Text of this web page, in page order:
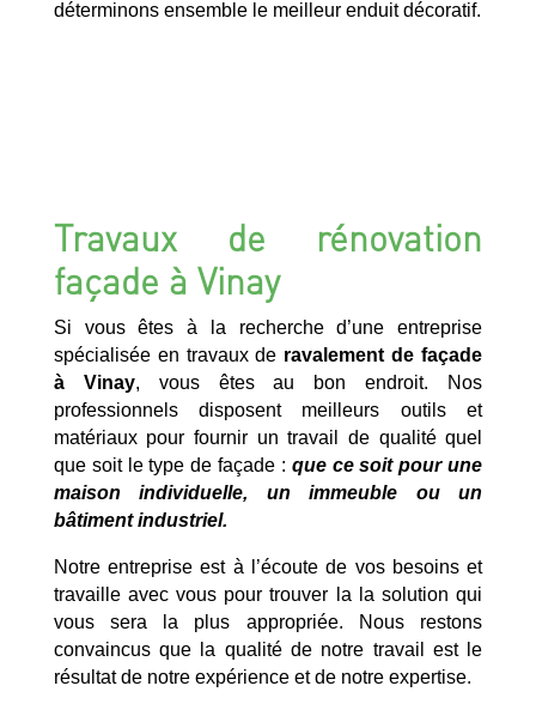
déterminons ensemble le meilleur enduit décoratif.
Travaux de rénovation
façade à Vinay
Si vous êtes à la recherche d’une entreprise
spécialisée en travaux de ravalement de façade
à Vinay, vous êtes au bon endroit. Nos
professionnels disposent meilleurs outils et
matériaux pour fournir un travail de qualité quel
que soit le type de façade : que ce soit pour une
maison individuelle, un immeuble ou un
bâtiment industriel.
Notre entreprise est à l’écoute de vos besoins et
travaille avec vous pour trouver la la solution qui
vous sera la plus appropriée. Nous restons
convaincus que la qualité de notre travail est le
résultat de notre expérience et de notre expertise.